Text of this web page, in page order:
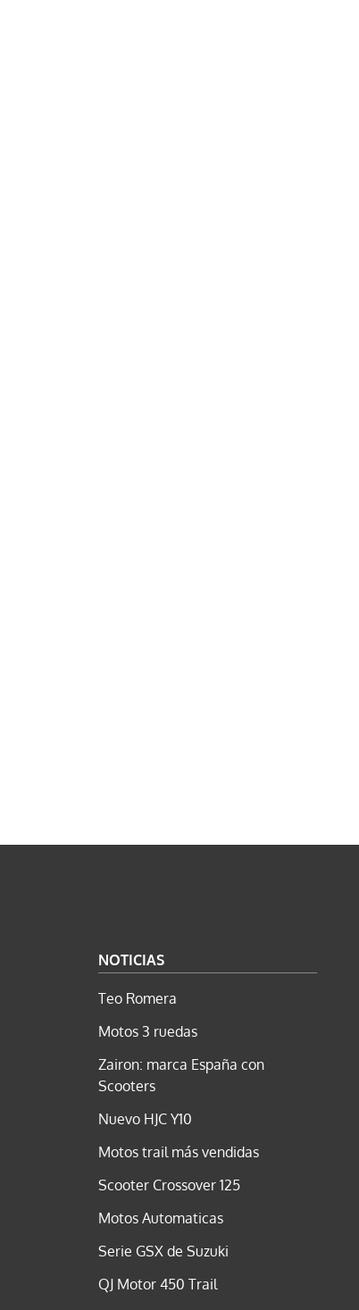
NOTICIAS
Teo Romera
Motos 3 ruedas
Zairon: marca España con
Scooters
Nuevo HJC Y10
Motos trail más vendidas
Scooter Crossover 125
Motos Automaticas
Serie GSX de Suzuki
QJ Motor 450 Trail